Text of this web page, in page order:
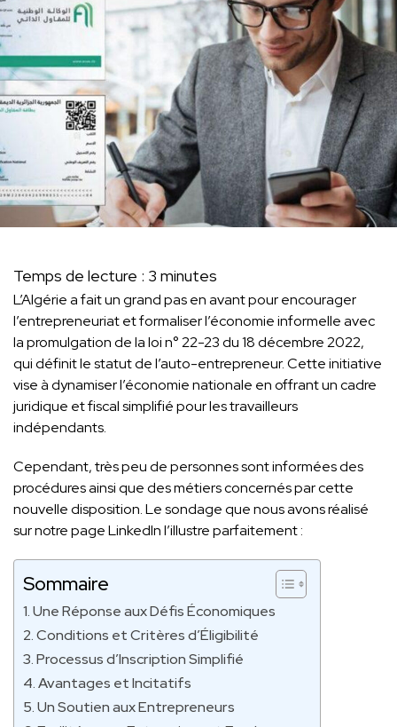
Temps de lecture : 3 minutes
L’Algérie a fait un grand pas en avant pour encourager
l’entrepreneuriat et formaliser l’économie informelle avec
la promulgation de la loi n° 22-23 du 18 décembre 2022,
qui définit lestatut de l’auto-entrepreneur. Cette initiative
vise à dynamiser l’économie nationale en offrant un cadre
juridique et fiscal simplifié pour les travailleurs
indépendants.
Cependant, très peu de personnes sont informées des
procédures ainsi que des métiers concernés par cette
nouvelle disposition. Le sondage que nous avons réalisé
sur notre page LinkedIn l’illustre parfaitement :
Sommaire
Une Réponse aux Défis Économiques
Conditions et Critères d’Éligibilité
Processus d’Inscription Simplifié
Avantages et Incitatifs
Un Soutien aux Entrepreneurs